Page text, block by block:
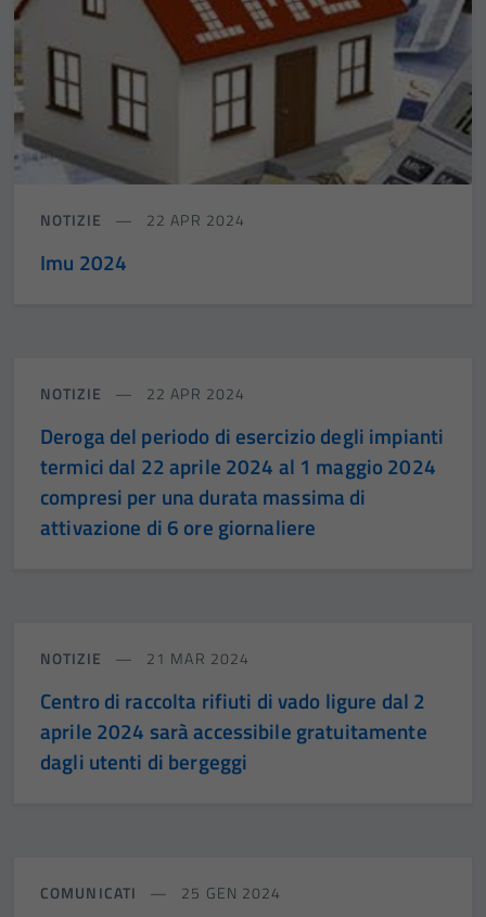
NOTIZIE 22 APR 2024
Imu 2024
NOTIZIE 22 APR 2024
Deroga del periodo di esercizio degli impianti
termici dal 22 aprile 2024 al 1 maggio 2024
compresi per una durata massima di
attivazione di 6 ore giornaliere
NOTIZIE 21 MAR 2024
Centro di raccolta rifiuti di vado ligure dal 2
aprile 2024 sarà accessibile gratuitamente
dagli utenti di bergeggi
COMUNICATI 25 GEN 2024